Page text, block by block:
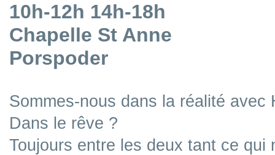
10h-12h 14h-18h
Chapelle St Anne
Porspoder
Sommes-nous dans la réalité avec
Dans le rêve ?
Toujours entre les deux tant ce qui